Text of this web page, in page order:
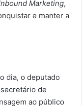
Marketing,
e manter a
dia, o deputado
de
ao público